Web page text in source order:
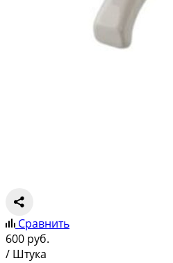
Сравнить
600 руб.
/ Штука